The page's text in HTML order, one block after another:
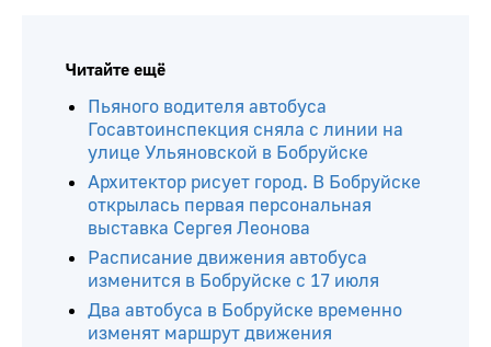
Читайте ещё
Пьяного водителя автобуса
Госавтоинспекция сняла с линии на
улице Ульяновской в Бобруйске
Архитектор рисует город. В Бобруйске
открылась первая персональная
выставка Сергея Леонова
Расписание движения автобуса
изменится в Бобруйске с 17 июля
Два автобуса в Бобруйске временно
изменят маршрут движения